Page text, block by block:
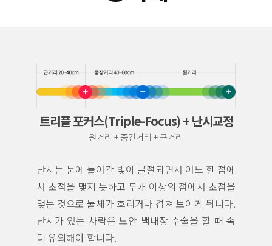
트리플 포커스(Triple-Focus) + 난시교정
원거리 + 중간거리 + 근거리
난시는 눈에 들어간 빛이 굴절되면서 어느 한 점에
서 초점을 맺지 못하고 두개 이상의 점에서 초점을
맺는 것으로 물체가 흐리거나 겹쳐 보이게 됩니다.
난시가 있는 사람은 노안 백내장 수술을 할 때 좀
더 유의해야 합니다.